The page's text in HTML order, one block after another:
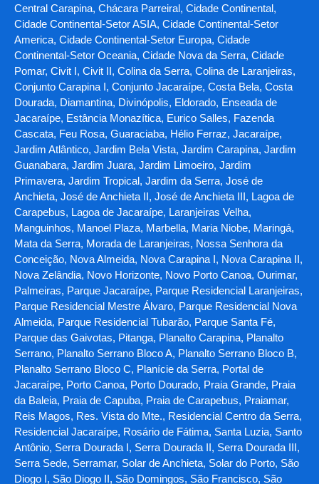
Central Carapina, Chácara Parreiral, Cidade Continental,
Cidade Continental-Setor ASIA, Cidade Continental-Setor
America, Cidade Continental-Setor Europa, Cidade
Continental-Setor Oceania, Cidade Nova da Serra, Cidade
Pomar, Civit I, Civit II, Colina da Serra, Colina de Laranjeiras,
Conjunto Carapina I, Conjunto Jacaraípe, Costa Bela, Costa
Dourada, Diamantina, Divinópolis, Eldorado, Enseada de
Jacaraípe, Estância Monazítica, Eurico Salles, Fazenda
Cascata, Feu Rosa, Guaraciaba, Hélio Ferraz, Jacaraípe,
Jardim Atlântico, Jardim Bela Vista, Jardim Carapina, Jardim
Guanabara, Jardim Juara, Jardim Limoeiro, Jardim
Primavera, Jardim Tropical, Jardim da Serra, José de
Anchieta, José de Anchieta II, José de Anchieta III, Lagoa de
Carapebus, Lagoa de Jacaraípe, Laranjeiras Velha,
Manguinhos, Manoel Plaza, Marbella, Maria Niobe, Maringá,
Mata da Serra, Morada de Laranjeiras, Nossa Senhora da
Conceição, Nova Almeida, Nova Carapina I, Nova Carapina II,
Nova Zelândia, Novo Horizonte, Novo Porto Canoa, Ourimar,
Palmeiras, Parque Jacaraípe, Parque Residencial Laranjeiras,
Parque Residencial Mestre Álvaro, Parque Residencial Nova
Almeida, Parque Residencial Tubarão, Parque Santa Fé,
Parque das Gaivotas, Pitanga, Planalto Carapina, Planalto
Serrano, Planalto Serrano Bloco A, Planalto Serrano Bloco B,
Planalto Serrano Bloco C, Planície da Serra, Portal de
Jacaraípe, Porto Canoa, Porto Dourado, Praia Grande, Praia
da Baleia, Praia de Capuba, Praia de Carapebus, Praiamar,
Reis Magos, Res. Vista do Mte., Residencial Centro da Serra,
Residencial Jacaraípe, Rosário de Fátima, Santa Luzia, Santo
Antônio, Serra Dourada I, Serra Dourada II, Serra Dourada III,
Serra Sede, Serramar, Solar de Anchieta, Solar do Porto, São
Diogo I, São Diogo II, São Domingos, São Francisco, São